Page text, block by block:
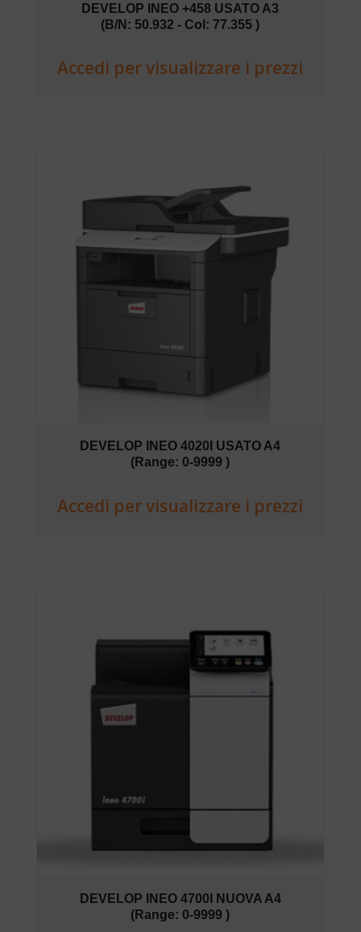
DEVELOP INEO +458 USATO A3
(B/N: 50.932 - Col: 77.355 )
Accedi per visualizzare i prezzi
DEVELOP INEO 4020I USATO A4
(Range: 0-9999 )
Accedi per visualizzare i prezzi
DEVELOP INEO 4700I NUOVA A4
(Range: 0-9999 )